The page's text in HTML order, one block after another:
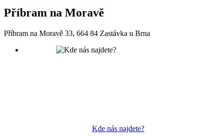
Příbram na Moravě
Příbram na Moravě 33, 664 84 Zastávka u Brna
Kde nás najdete?